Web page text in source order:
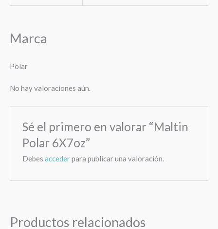
Marca
Polar
No hay valoraciones aún.
Sé el primero en valorar “Maltin
Polar 6X7oz”
Debesaccederpara publicar una valoración.
Productos relacionados